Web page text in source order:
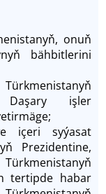
onuň
bähbitlerini
Daşary işler
içeri syýasat
Prezidentine,
tertipde habar